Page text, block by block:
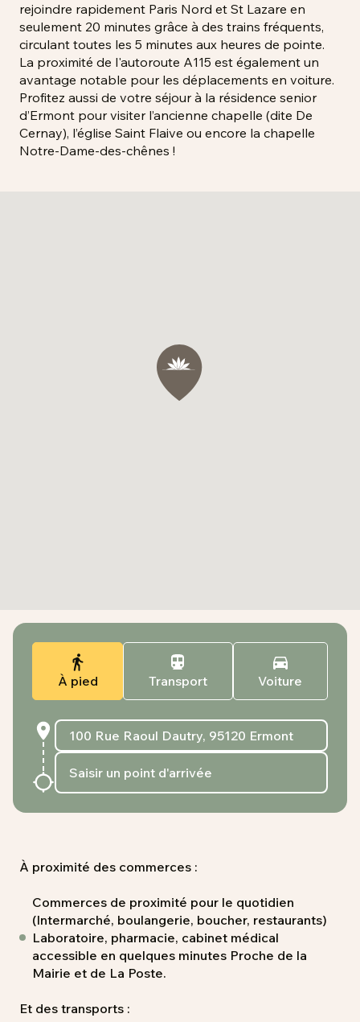
rejoindre rapidement Paris Nord et St Lazare en
seulement 20 minutes grâce à des trains fréquents,
circulant toutes les 5 minutes aux heures de pointe.
La proximité de l'autoroute A115 est également un
avantage notable pour les déplacements en voiture.
Profitez aussi de votre séjour à la résidence senior
d’Ermont pour visiter l’ancienne chapelle (dite De
Cernay), l’église Saint Flaive ou encore la chapelle
Notre-Dame-des-chênes !
À pied Transport Voiture
À proximité des commerces :
Commerces de proximité pour le quotidien
(Intermarché, boulangerie, boucher, restaurants)
Laboratoire, pharmacie, cabinet médical
accessible en quelques minutes Proche de la
Mairie et de La Poste.
Et des transports :